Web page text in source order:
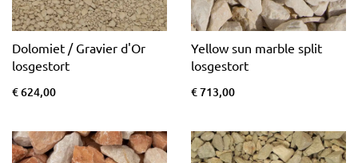
Dolomiet / Gravier d'Or
losgestort
€ 624,00
Yellow sun marble split
losgestort
€ 713,00